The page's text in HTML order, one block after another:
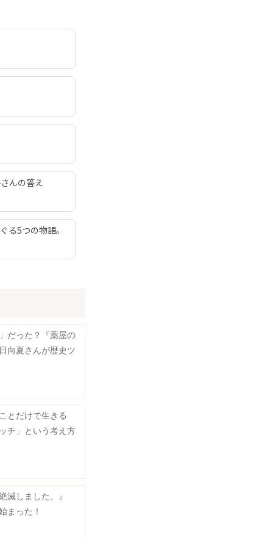
んの答え
る5つの物語。
だった？『薬屋の
向夏さんが歴史ツ
とだけで生きる
チ」という考え方
滅しました。』
まった！